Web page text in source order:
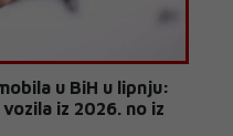
u BiH u lipnju:
iz 2026. no iz